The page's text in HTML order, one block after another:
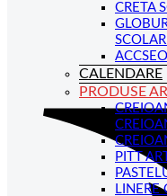
CRETA
CALENDARE
PRODUSE
PITT
LINERE